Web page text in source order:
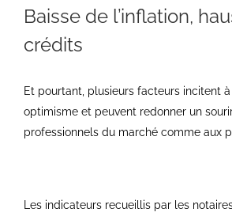
Baisse de l’inflation,
crédits
Et pourtant, plusieurs facteurs incitent
optimisme et peuvent redonner un
professionnels du marché comme aux
Les indicateurs recueillis par les